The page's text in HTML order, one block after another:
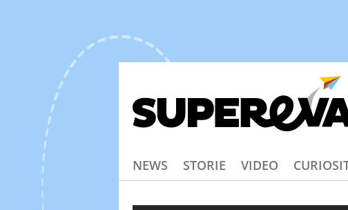
NEWS STORIE VIDEO